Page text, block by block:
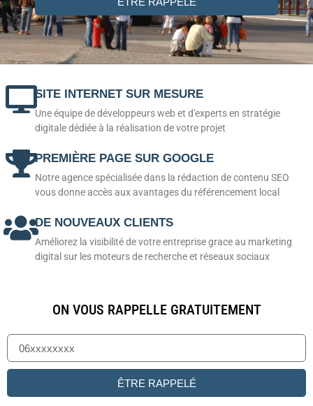
SITE INTERNET SUR MESURE
Une équipe de développeurs web et d'experts en stratégie
digitale dédiée à la réalisation de votre projet
PREMIÈRE PAGE SUR GOOGLE
Notre agence spécialisée dans la rédaction de contenu SEO
vous donne accès aux avantages du référencement local
DE NOUVEAUX CLIENTS
Améliorez la visibilité de votre entreprise grace au marketing
digital sur les moteurs de recherche et réseaux sociaux
ON VOUS RAPPELLE GRATUITEMENT
ÊTRE RAPPELÉ